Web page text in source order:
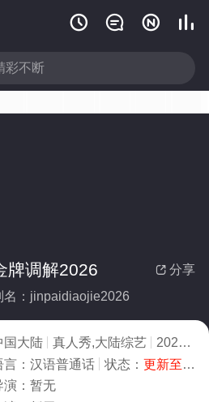
   
 分享
牌调解2026
名：jinpaidiaojie2026
国大陆 真人秀,大陆综艺 2026
： 汉语普通话 状态： 更新至20260808期
演： 暂无